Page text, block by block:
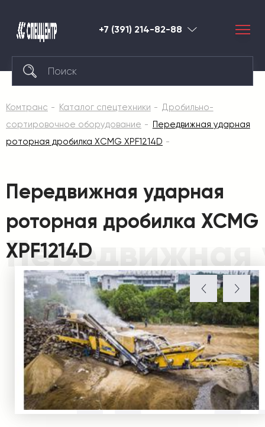
+7 (391) 214-82-88 Красноярск
Комтранс Каталог спецтехники
Дробильно-
сортировочное оборудование
Передвижная ударная
роторная дробилка XCMG XPF1214D
Передвижная
Передвижная ударная
роторная дробилка XCMG
XPF1214D